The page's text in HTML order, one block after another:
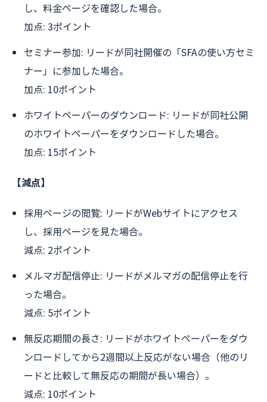
し、料金ページを確認した場合。
加点: 3ポイント
セミナー参加: リードが同社開催の「SFAの使い方セミ
ナー」に参加した場合。
加点: 10ポイント
ホワイトペーパーのダウンロード: リードが同社公開
のホワイトペーパーをダウンロードした場合。
加点: 15ポイント
【減点】
採用ページの閲覧: リードがWebサイトにアクセス
し、採用ページを見た場合。
減点: 2ポイント
メルマガ配信停止: リードがメルマガの配信停止を行
った場合。
減点: 5ポイント
無反応期間の長さ: リードがホワイトペーパーをダウ
ンロードしてから2週間以上反応がない場合（他のリ
ードと比較して無反応の期間が長い場合）。
減点: 10ポイント